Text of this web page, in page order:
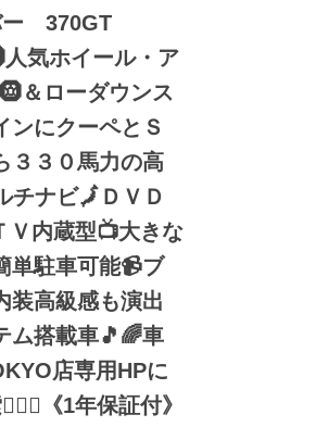
ー 370GT
気ホイール・ア
＆ローダウンス
ンにクーペとＳ
３３０馬力の高
チナビ🗾ＤＶＤ
Ｖ内蔵型📺大きな
単駐車可能📹ブ
装高級感も演出
ム搭載車🎵🌈車
店専用HPに
《1年保証付》